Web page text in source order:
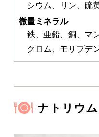
シウム、リン、硫
微量ミネラル
鉄、亜鉛、銅、マ
クロム、モリブデ
ナトリウム